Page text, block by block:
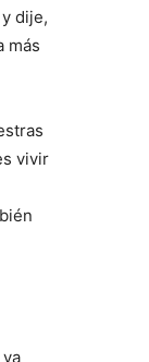
dije,
más
vivir